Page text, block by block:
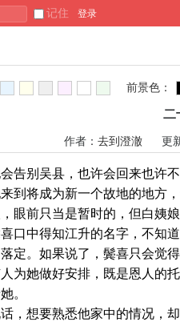
记住
前景色：
二
作者： 去到澄澈 更新
别吴县，也许会回来也许不
将成为新一个故地的地方，
眼前只当是暂时的，但白姨
中得知江升的名字，不知道
定。如果说了，鬓喜只会觉
为她做好安排，既是恩人的
。
想要熟悉他家中的情况，却